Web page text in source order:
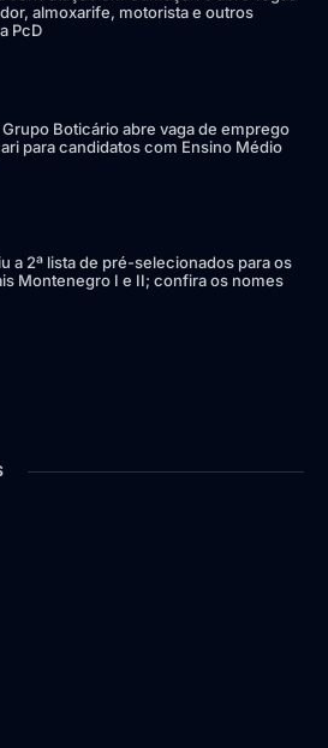
almoxarife, motorista e outros
PcD
Boticário abre vaga de emprego
para candidatos com Ensino Médio
a 2ª lista de pré-selecionados para os
Montenegro I e II; confira os nomes